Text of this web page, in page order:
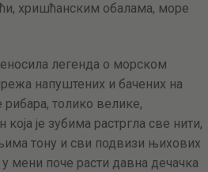
хришћанским обалама, море
легенда о морском
напуштених и бачених на
толико велике,
је зубима растргла све нити,
тону и сви подвизи њихових
мени поче расти давна дечачка